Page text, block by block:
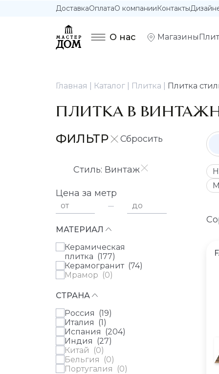
ДоставкаОплатаО компанииКонтакты
О нас Магазины
Главная Каталог Плитка Плитка
ПЛИТКА В
ФИЛЬТР
Стиль: Винтаж
Цена за метр
от до
МАТЕРИАЛ
Керамическая
плитка (177)
Керамогранит (74)
Мрамор (0)
СТРАНА
Россия (19)
Италия (1)
Испания (204)
Индия (27)
Китай (0)
Бельгия (0)
Португалия (0)